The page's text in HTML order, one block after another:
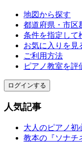
地図から探す
都道府県・市区
条件を指定して
お気に入りを見
ご利用方法
ピアノ教室を評
ログインする
人気記事
大人のピアノ初
教本の『ソナチ